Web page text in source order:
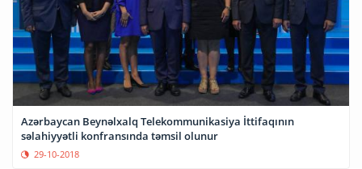
Azərbaycan Beynəlxalq Telekommunikasiya İttifaqının
səlahiyyətli konfransında təmsil olunur
29-10-2018